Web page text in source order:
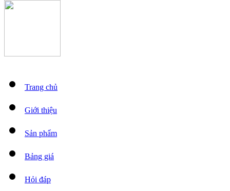
Trang chủ
Giới thiệu
Sản phẩm
Bảng giá
Hỏi đáp